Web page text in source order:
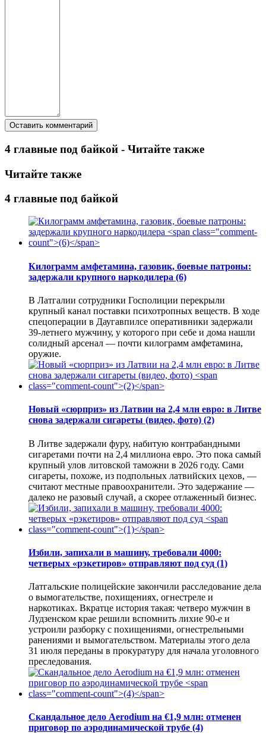
4 главные под байкой - Читайте также
Читайте также
4 главные под байкой
Килограмм амфетамина, газовик, боевые патроны:
задержали крупного наркодилера (6)
В Латгалии сотрудники Госполиции перекрыли
крупный канал поставки психотропных веществ. В ходе
спецоперации в Даугавпилсе оперативники задержали
39-летнего мужчину, у которого при себе и дома нашли
солидный арсенал — почти килограмм амфетамина,
оружие.
Новый «сюрприз» из Латвии на 2,4 млн евро: в Литве
снова задержали сигареты (видео, фото) (2)
В Литве задержали фуру, набитую контрабандными
сигаретами почти на 2,4 миллиона евро. Это пока самый
крупный улов литовской таможни в 2026 году. Сами
сигареты, похоже, из подпольных латвийских цехов, —
считают местные правоохранители. Это задержание —
далеко не разовый случай, а скорее отлаженный бизнес.
Избили, запихали в машину, требовали 4000:
четверых «рэкетиров» отправляют под суд (1)
Латгальские полицейские закончили расследование дела
о вымогательстве, похищениях, огнестреле и
наркотиках. Вкратце история такая: четверо мужчин в
Лудзенском крае решили вспомнить лихие 90-е и
устроили разборку с похищениями, огнестрельными
ранениями и вымогательством. Материалы этого дела
31 июля переданы в прокуратуру для начала уголовного
преследования.
Скандальное дело Aerodium на €1,9 млн: отменен
приговор по аэродинамической трубе (4)